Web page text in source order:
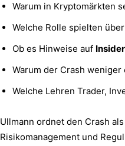
Warum in Kryptomärkten
Welche Rolle spielten
Ob es Hinweise auf
Warum der Crash
Welche Lehren Trader,
Ullmann ordnet den Crash
Risikomanagement und